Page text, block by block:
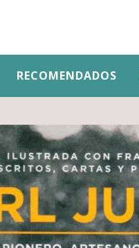
RECOMENDADOS